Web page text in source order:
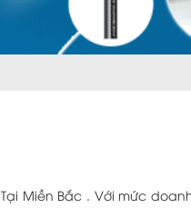
Tại Miền Bắc . Với mức